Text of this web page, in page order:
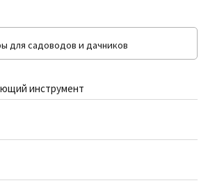
для садоводов и дачников
инструмент